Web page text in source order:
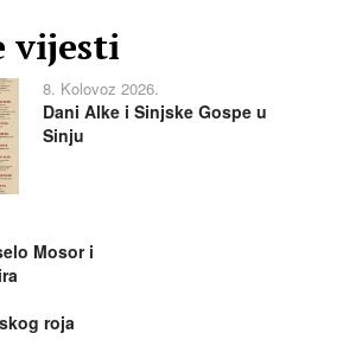
vijesti
8. Kolovoz 2026.
Dani Alke i Sinjske Gospe u
Sinju
Mosor i
roja